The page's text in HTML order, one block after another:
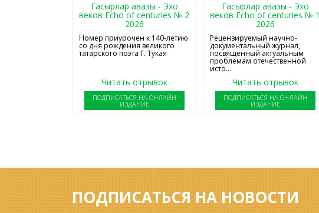
Гасырлар авазы - Эхо
веков Echo of centuries № 2
2026
Номер приурочен к 140-летию
со дня рождения великого
татарского поэта Г. Тукая
Читать отрывок
ПОДПИСАТЬСЯ НА ОНЛАЙН
ИЗДАНИЕ
Гасырлар авазы - Эхо
веков Echo of centuries № 1
2026
Рецензируемый научно-
документальный журнал,
посвященный актуальным
проблемам отечественной
исто...
Читать отрывок
ПОДПИСАТЬСЯ НА ОНЛАЙН
ИЗДАНИЕ
ПОДПИСАТЬСЯ НА НОВОСТИ